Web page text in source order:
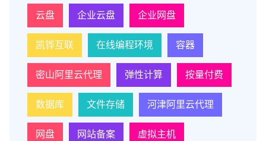
云盘 企业云盘 企业网盘
凯铧互联 在线编程环境 容器
密山阿里云代理 弹性计算 按量付费
数据库 文件存储 河津阿里云代理
网盘 网站备案 虚拟主机